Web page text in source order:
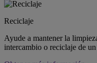
Reciclaje
Ayude a mantener la
intercambio o reciclaje de